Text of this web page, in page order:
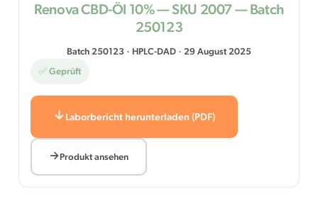
Renova CBD-Öl 10% — SKU 2007 — Batch
250123
Batch 250123 · HPLC-DAD · 29 August 2025
✅ Geprüft
Laborbericht herunterladen (PDF)
Produkt ansehen